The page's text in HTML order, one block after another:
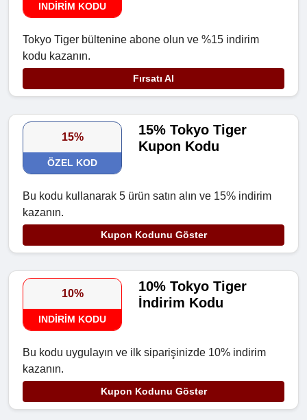
INDIRIM KODU
Tokyo Tiger bültenine abone olun ve %15 indirim
kodu kazanın.
Fırsatı Al
15%
ÖZEL KOD
15% Tokyo Tiger
Kupon Kodu
Bu kodu kullanarak 5 ürün satın alın ve 15% indirim
kazanın.
Kupon Kodunu Göster
10%
INDIRIM KODU
10% Tokyo Tiger
İndirim Kodu
Bu kodu uygulayın ve ilk siparişinizde 10% indirim
kazanın.
Kupon Kodunu Göster